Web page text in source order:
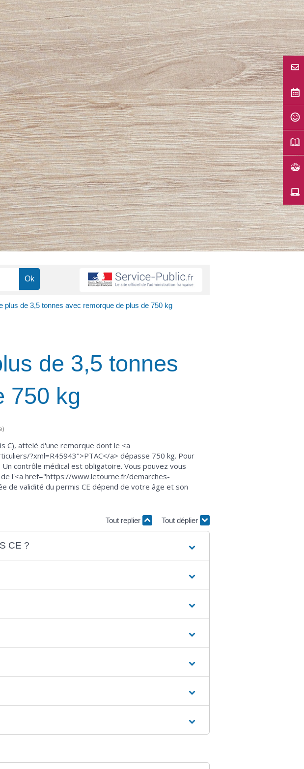
plus de 3,5 tonnes avec remorque de plus de 750 kg
de 3,5 tonnes
750 kg
C), attelé d'une remorque dont le <a
?xml=R45943">PTAC</a> dépasse 750 kg. Pour
contrôle médical est obligatoire. Vous pouvez vous
l'<a href="https://www.letourne.fr/demarches-
de validité du permis CE dépend de votre âge et son
Tout replier Tout déplier
CE ?